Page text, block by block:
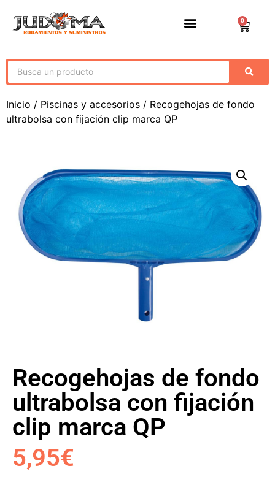
0
Inicio / Piscinas y accesorios / Recogehojas de fondo
ultrabolsa con fijación clip marca QP
Recogehojas de fondo
ultrabolsa con fijación
clip marca QP
5,95€